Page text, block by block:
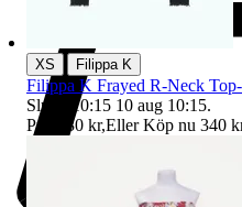
XS Filippa K
Filippa K Frayed R-Neck
Sluttid
10:15 10 aug 10:15.
Pris:
330 kr,Eller Köp nu 340